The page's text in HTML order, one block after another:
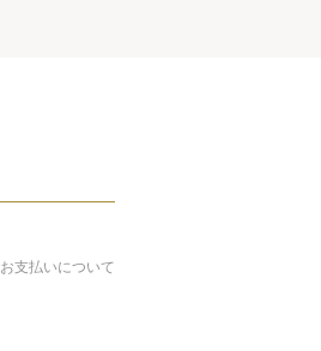
お支払いについて